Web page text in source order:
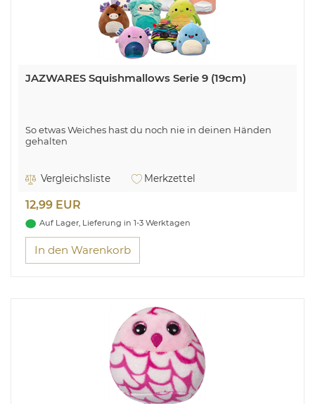
JAZWARES Squishmallows Serie 9 (19cm)
So etwas Weiches hast du noch nie in deinen Händen
gehalten
Vergleichsliste Merkzettel
12,99 EUR
Auf Lager, Lieferung in 1-3 Werktagen
In den Warenkorb